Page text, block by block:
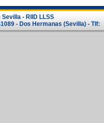
- RIID LLSS
- Dos Hermanas (Sevilla) - Tlf: